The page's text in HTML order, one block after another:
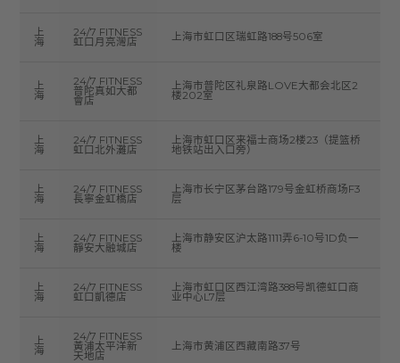
上
海
24/7 FITNESS
虹口月亮灣店 上海市虹口区瑞虹路188号506室
上
海
24/7 FITNESS
普陀真如大都
會店
上海市普陀区礼泉路LOVE大都会北区2
楼202室
上
海
24/7 FITNESS
虹口北外灘店
上海市虹口区来福士商场2楼23（提篮桥
地铁站出入口旁）
上
海
24/7 FITNESS
長寧金虹橋店
上海市长宁区茅台路179号金虹桥商场F3
层
上
海
24/7 FITNESS
靜安大融城店
上海市静安区沪太路1111弄6-10号1D负一
楼
上
海
24/7 FITNESS
虹口凱德店
上海市虹口区西江湾路388号凯德虹口商
业中心L7层
上
海
24/7 FITNESS
黃浦太平洋新
天地店
上海市黄浦区西藏南路37号